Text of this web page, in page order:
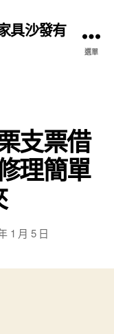
具沙發有
選單
支票借
理簡單
1 月 5 日